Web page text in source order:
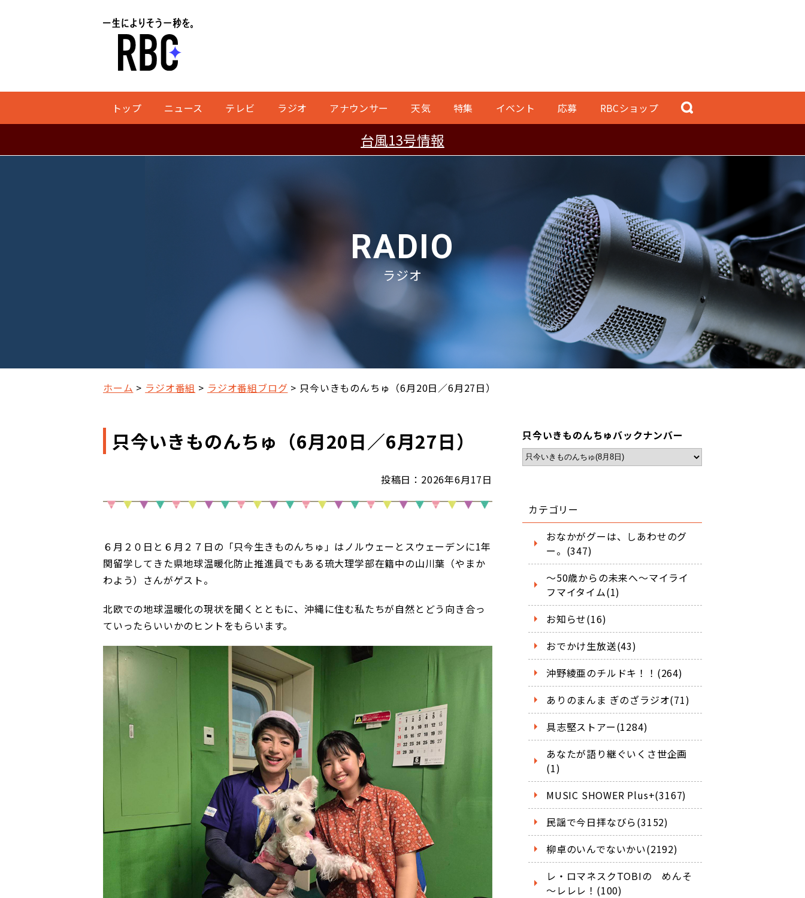
トップ ニュース テレビ ラジオ アナウンサー 天気 特集 イベント 応募 RBCショップ
台風13号情報
RADIO
ラジオ
ホーム ラジオ番組 ラジオ番組ブログ 只今いきものんちゅ（6月20日／6月27日）
只今いきものんちゅ（6月20日／6月27日）
投稿日：2026年6月17日
６月２０日と６月２７日の「只今生きものんちゅ」はノルウェーとスウェーデンに1年
関留学してきた県地球温暖化防止推進員でもある琉大理学部在籍中の山川葉（やまか
わよう）さんがゲスト。
北欧での地球温暖化の現状を聞くとともに、沖縄に住む私たちが自然とどう向き合っ
ていったらいいかのヒントをもらいます。
只今いきものんちゅバックナンバー
カテゴリー
おなかがグーは、しあわせのグ
ー。(347)
～50歳からの未来へ～マイライ
フマイタイム(1)
お知らせ(16)
おでかけ生放送(43)
沖野綾亜のチルドキ！！(264)
ありのまんま ぎのざラジオ(71)
具志堅ストアー(1284)
あなたが語り継ぐいくさ世企画
(1)
MUSIC SHOWER Plus+(3167)
民謡で今日拝なびら(3152)
柳卓のいんでないかい(2192)
レ・ロマネスクTOBIの めんそ
～レレレ！(100)